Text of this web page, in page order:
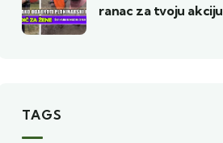
ranac za tvoju akciju
TAGS